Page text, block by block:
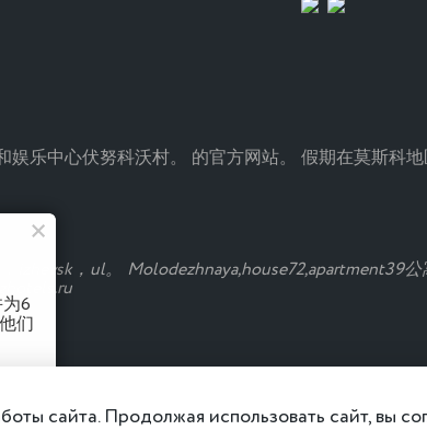
娱乐中心伏努科沃村。 的官方网站。 假期在莫斯科
izhevsk，ul。 Molodezhnaya,house72,apartment39公
сайта. Продолжая использовать сайт, вы
6
们
更详细